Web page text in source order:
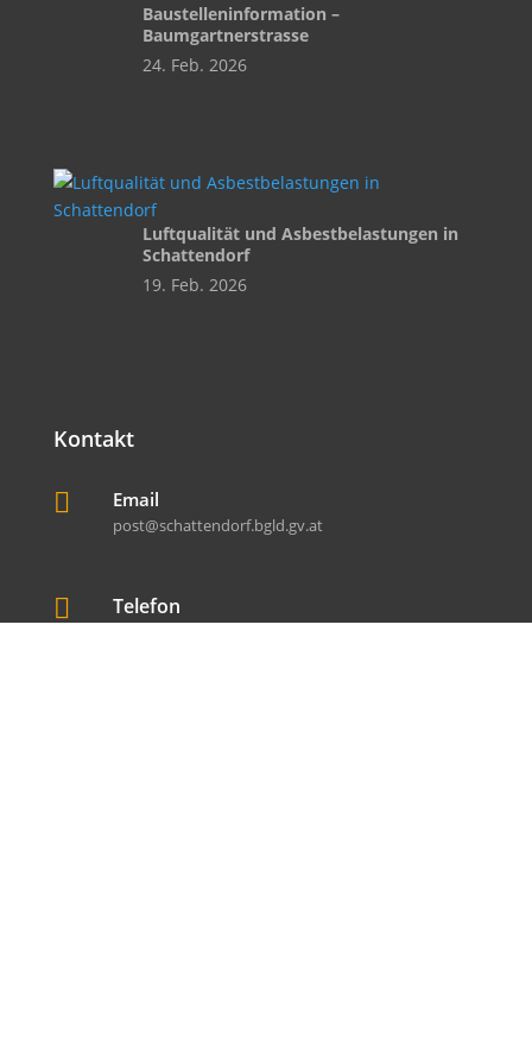
Baustelleninformation –
Baumgartnerstrasse
24. Feb. 2026
Luftqualität und Asbestbelastungen in
Schattendorf
19. Feb. 2026
Kontakt
 Email
post@schattendorf.bgld.gv.at
 Telefon